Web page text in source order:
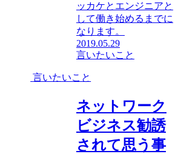
ッカケとエンジニアと
して働き始めるまでに
なります。
2019.05.29
言いたいこと
言いたいこと
ネットワーク
ビジネス勧誘
されて思う事